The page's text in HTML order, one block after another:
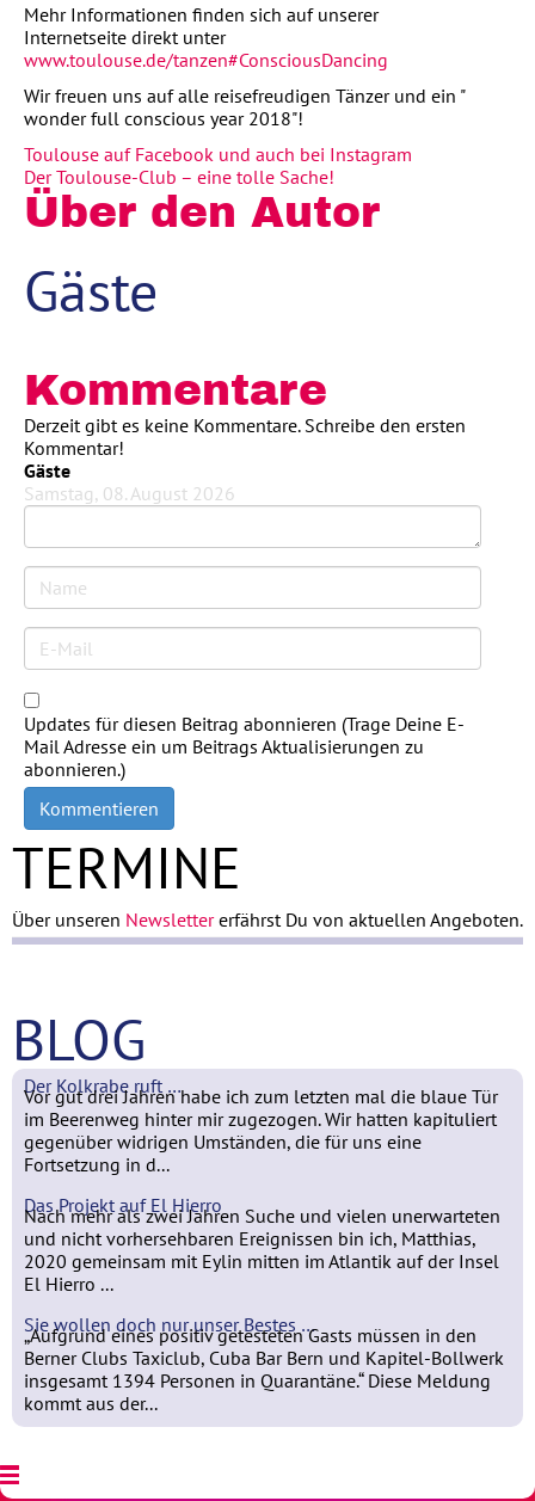
Mehr Informationen finden sich auf unserer
Internetseite direkt unter
www.toulouse.de/tanzen#ConsciousDancing
Wir freuen uns auf alle reisefreudigen Tänzer und ein "
wonder full conscious year 2018"!
Toulouse auf Facebook und auch bei Instagram
Der Toulouse-Club – eine tolle Sache!
Über den Autor
Gäste
Kommentare
Derzeit gibt es keine Kommentare. Schreibe den ersten
Kommentar!
Gäste
Samstag, 08. August 2026
Updates für diesen Beitrag abonnieren (Trage Deine E-
Mail Adresse ein um Beitrags Aktualisierungen zu
abonnieren.)
Kommentieren
TERMINE
Über unseren Newslettererfährst Du von aktuellen Angeboten.
BLOG
Der Kolkrabe ruft …
Vor gut drei Jahren habe ich zum letzten mal die blaue Tür
im Beerenweg hinter mir zugezogen. Wir hatten kapituliert
gegenüber widrigen Umständen, die für uns eine
Fortsetzung in d...
Das Projekt auf El Hierro
Nach mehr als zwei Jahren Suche und vielen unerwarteten
und nicht vorhersehbaren Ereignissen bin ich, Matthias,
2020 gemeinsam mit Eylin mitten im Atlantik auf der Insel
El Hierro ...
Sie wollen doch nur unser Bestes …
„Aufgrund eines positiv getesteten Gasts müssen in den
Berner Clubs Taxiclub, Cuba Bar Bern und Kapitel-Bollwerk
insgesamt 1394 Personen in Quarantäne.“ Diese Meldung
kommt aus der...